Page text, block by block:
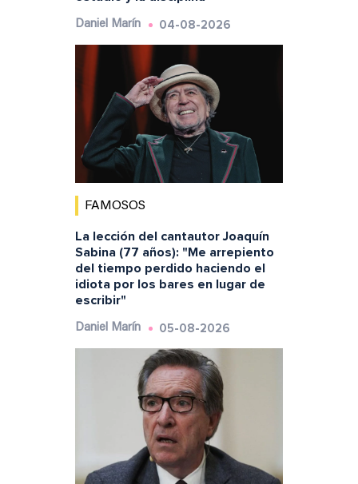
Daniel Marín 04-08-2026
FAMOSOS
La lección del cantautor Joaquín
Sabina (77 años): "Me arrepiento
del tiempo perdido haciendo el
idiota por los bares en lugar de
escribir"
Daniel Marín 05-08-2026